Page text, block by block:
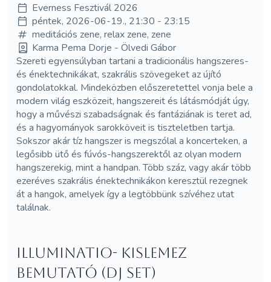
Everness Fesztivál 2026
péntek, 2026-06-19., 21:30 - 23:15
meditációs zene, relax zene, zene
Karma Pema Dorje - Ölvedi Gábor
Szereti egyensúlyban tartani a tradicionális hangszeres-
és énektechnikákat, szakrális szövegeket az újító
gondolatokkal. Mindeközben előszeretettel vonja bele a
modern világ eszközeit, hangszereit és látásmódját úgy,
hogy a művészi szabadságnak és fantáziának is teret ad,
és a hagyományok sarokköveit is tiszteletben tartja.
Sokszor akár tíz hangszer is megszólal a koncerteken, a
legősibb ütő és fúvós-hangszerektől az olyan modern
hangszerekig, mint a handpan. Több száz, vagy akár több
ezeréves szakrális énektechnikákon keresztül rezegnek
át a hangok, amelyek így a legtöbbünk szívéhez utat
találnak.
Illuminatio- Kislemez
bemutató (DJ set)